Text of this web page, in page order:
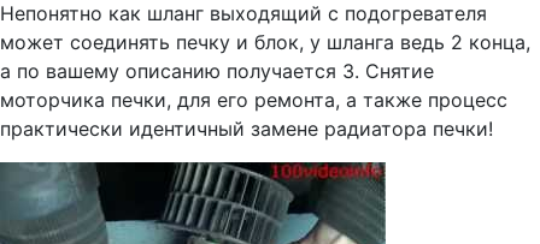
Непонятно как шланг выходящий с подогревателя
может соединять печку и блок, у шланга ведь 2 конца,
а по вашему описанию получается 3. Снятие
моторчика печки, для его ремонта, а также процесс
практически идентичный замене радиатора печки!